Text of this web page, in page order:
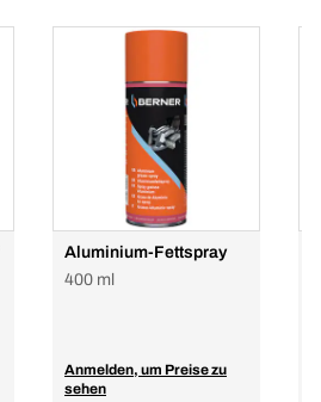
Aluminium-Fettspray
400 ml
Anmelden, um Preise zu
sehen